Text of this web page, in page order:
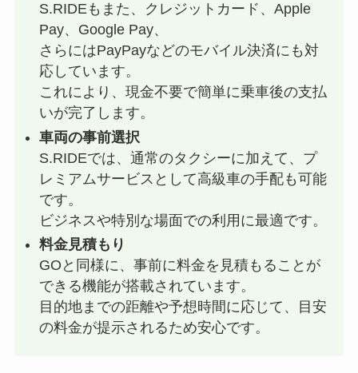
S.RIDEもまた、クレジットカード、Apple
Pay、Google Pay、
さらにはPayPayなどのモバイル決済にも対
応しています。
これにより、現金不要で簡単に乗車後の支払
いが完了します。
車両の事前選択
S.RIDEでは、通常のタクシーに加えて、プ
レミアムサービスとして高級車の手配も可能
です。
ビジネスや特別な場面での利用に最適です。
料金見積もり
GOと同様に、事前に料金を見積もることが
できる機能が搭載されています。
目的地までの距離や予想時間に応じて、目安
の料金が提示されるため安心です。